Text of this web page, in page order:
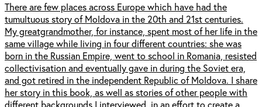
There are few places across Europe which have had the
tumultuous story of Moldova in the 20th and 21st centuries.
My greatgrandmother, for instance, spent most of her life in the
same village while living in four different countries: she was
born in the Russian Empire, went to school in Romania, resisted
collectivisation and eventually gave in during the Soviet era,
and got retired in the independent Republic of Moldova. I share
her story in this book, as well as stories of other people with